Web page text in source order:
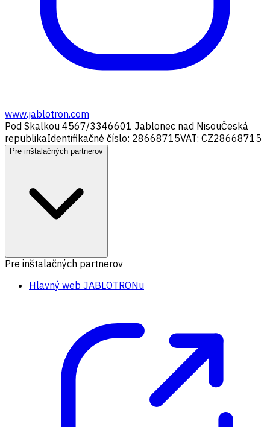
www.jablotron.com
Pod Skalkou 4567/3346601 Jablonec nad NisouČeská
republikaIdentifikačné číslo: 28668715VAT: CZ28668715
Pre inštalačných partnerov
Pre inštalačných partnerov
Hlavný web JABLOTRONu